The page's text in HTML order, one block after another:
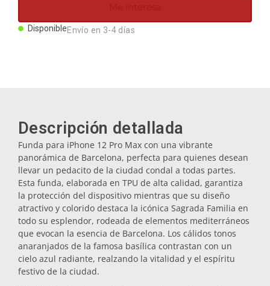
Mugs
Tapones
Aceiteras
Salvamanteles
Vasos
Me interesa
DisponibleEnvío en 3-4 días
Descripción detallada
Funda para iPhone 12 Pro Max con una vibrante
panorámica de Barcelona, perfecta para quienes desean
llevar un pedacito de la ciudad condal a todas partes.
Esta funda, elaborada en TPU de alta calidad, garantiza
la protección del dispositivo mientras que su diseño
atractivo y colorido destaca la icónica Sagrada Familia en
todo su esplendor, rodeada de elementos mediterráneos
que evocan la esencia de Barcelona. Los cálidos tonos
anaranjados de la famosa basílica contrastan con un
cielo azul radiante, realzando la vitalidad y el espíritu
festivo de la ciudad.